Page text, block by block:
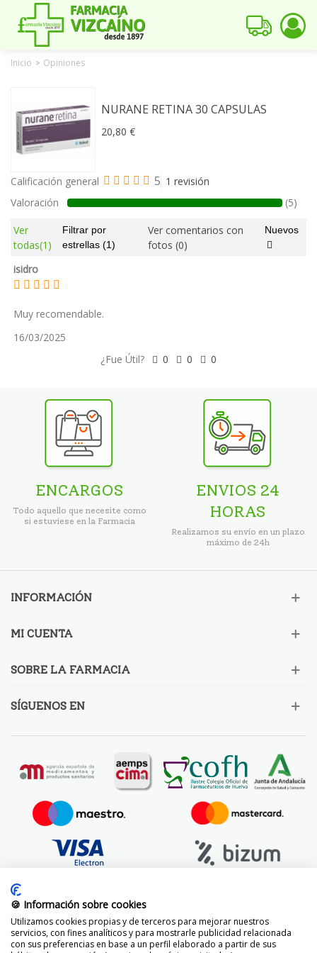
Inicio > Opiniones
NURANE RETINA 30 CAPSULAS
20,80 €
Calificación general 5 1 revisión
Valoración
(5)
Ver
todas(1)
Filtrar por
estrellas(1)
Ver comentarios con
fotos(0)
Nuevos
isidro
Muy recomendable.
16/03/2025
¿Fue Útil?
0 0 0
ENCARGOS
Todo aquello que necesite como
si estuviese en la Farmacia
ENVIOS 24
HORAS
Realizamos su envío en un plazo
máximo de 24h
INFORMACIÓN
MI CUENTA
SOBRE LA FARMACIA
SÍGUENOS EN
🍪 Información sobre cookies
Utilizamos cookies propias y de terceros para mejorar nuestros
servicios, con fines analíticos y para mostrarle publicidad relacionada
con sus preferencias en base a un perfil elaborado a partir de sus